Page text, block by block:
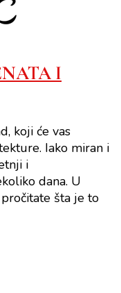
I
koji će vas
Iako miran i
i
dana. U
šta je to